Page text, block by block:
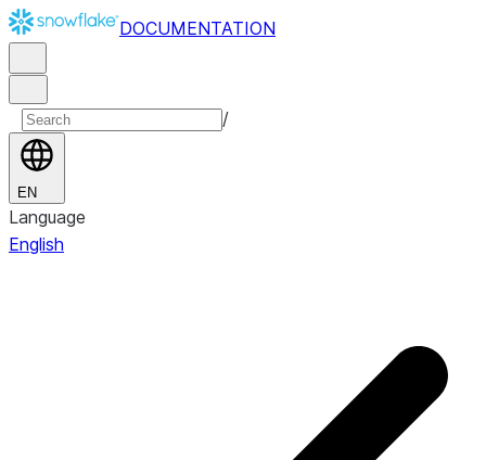
DOCUMENTATION
/
EN
Language
English